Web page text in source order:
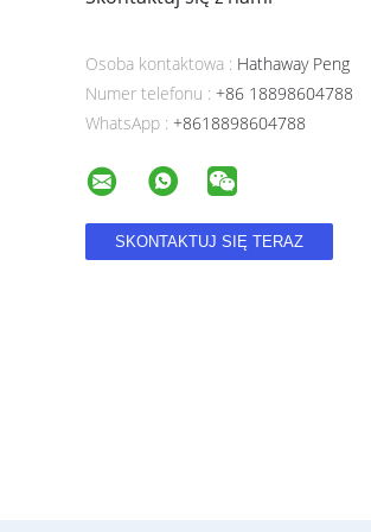
Osoba kontaktowa : Hathaway Peng
Numer telefonu : +86 18898604788
WhatsApp : +8618898604788